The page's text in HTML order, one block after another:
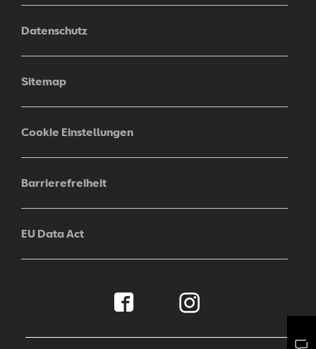
Datenschutz
Sitemap
Cookie Einstellungen
Barrierefreiheit
EU Data Act